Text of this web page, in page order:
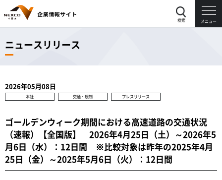
検索 メニュー
ニュースリリース
2026年05月08日
本社 交通・規制 プレスリリース
ゴールデンウィーク期間における高速道路の交通状況
（速報）【全国版】 2026年4月25日（土）～2026年5
月6日（水）：12日間 ※比較対象は昨年の2025年4月
25日（金）～2025年5月6日（火）：12日間